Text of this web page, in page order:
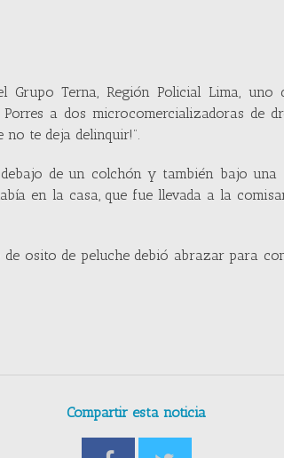
Grupo Terna, Región Policial Lima, uno
a dos microcomercializadoras de
no te deja delinquir!”.
de un colchón y también bajo una
en la casa, que fue llevada a la
osito de peluche debió abrazar para
Compartir esta noticia